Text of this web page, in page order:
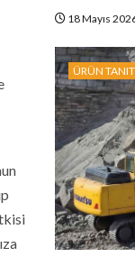
18 Mayıs
ÜRÜN